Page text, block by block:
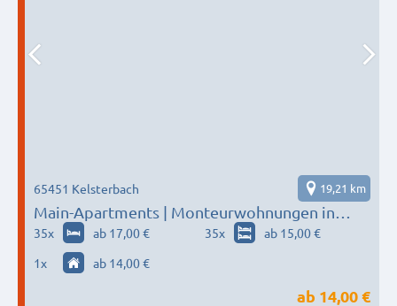
Main-Apartments | Monteurwohnungen in
Kelsterbach / Flughafen
65451 Kelsterbach 19,21 km
35x ab 17,00 € 35x
ab 15,00 €
1x ab 14,00 €
ab 14,00 €